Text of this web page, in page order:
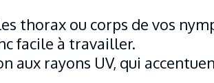
thorax ou corps de vos
facile à travailler.
aux rayons UV, qui